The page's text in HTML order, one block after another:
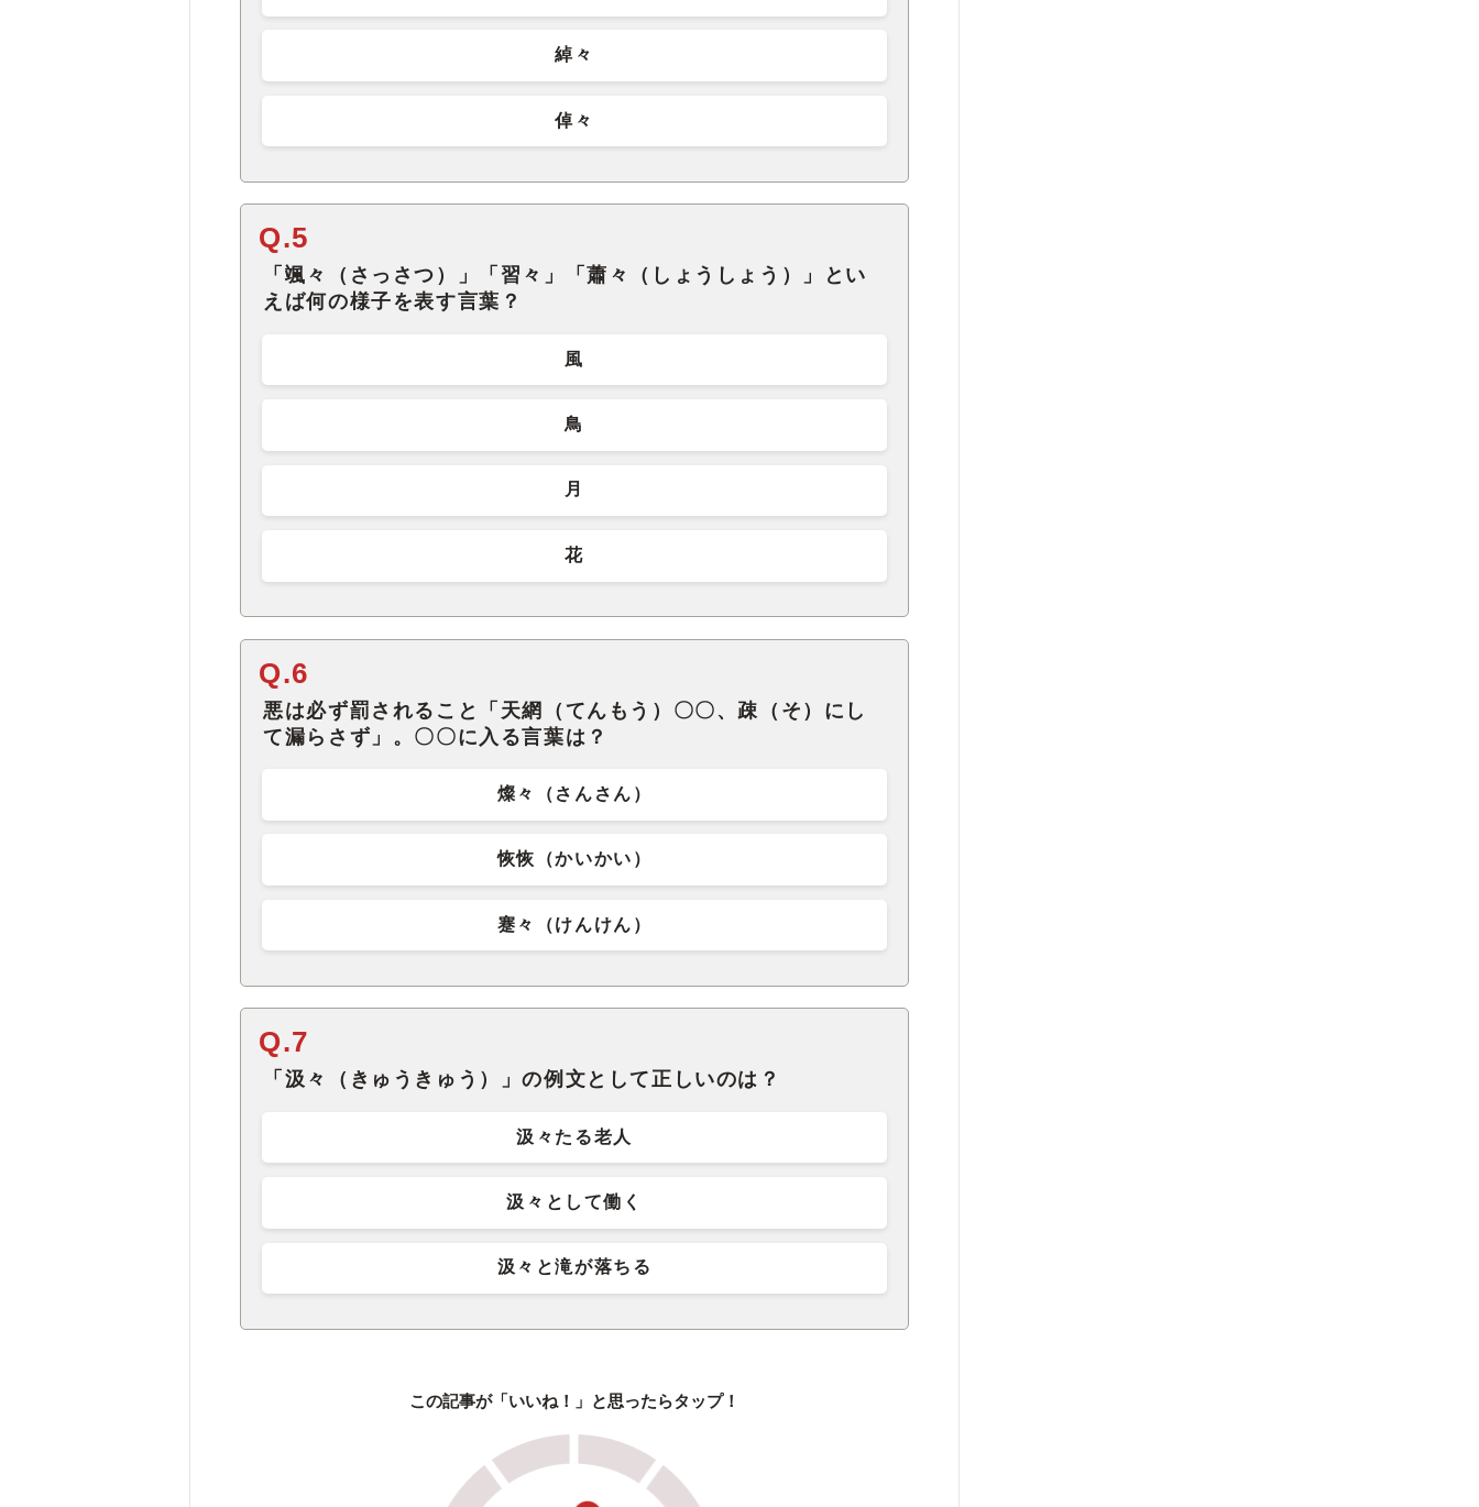
綽々
倬々
Q.5
「颯々（さっさつ）」「習々」「蕭々（しょうしょう）」とい
えば何の様子を表す言葉？
風
鳥
月
花
Q.6
悪は必ず罰されること「天網（てんもう）〇〇、疎（そ）にし
て漏らさず」。〇〇に入る言葉は？
燦々（さんさん）
恢恢（かいかい）
蹇々（けんけん）
Q.7
「汲々（きゅうきゅう）」の例文として正しいのは？
汲々たる老人
汲々として働く
汲々と滝が落ちる
この記事が「いいね！」と思ったらタップ！